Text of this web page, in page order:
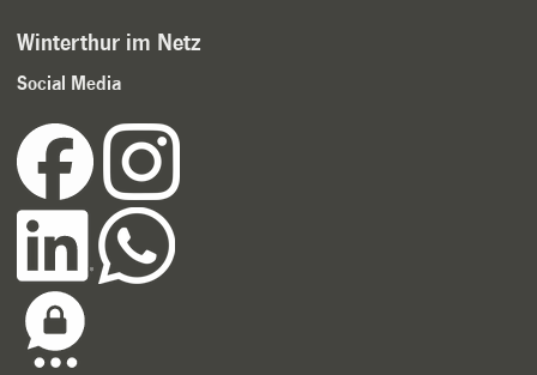
Winterthur im Netz
Social Media